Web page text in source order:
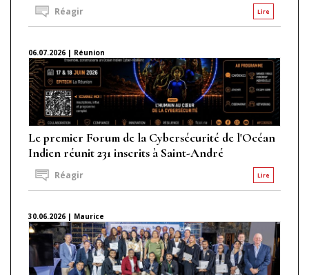
Lire
Réagir
06.07.2026 | Réunion
Le premier Forum de la Cybersécurité de l'Océan
Indien réunit 231 inscrits à Saint-André
Lire
Réagir
30.06.2026 | Maurice